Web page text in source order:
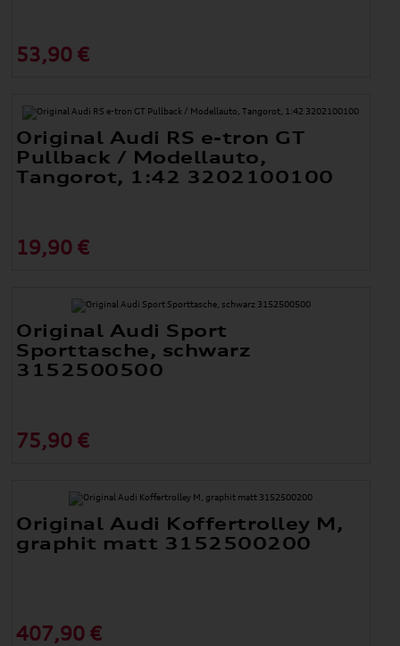
53,90 €
Original Audi RS e-tron GT
Pullback / Modellauto,
Tangorot, 1:42 3202100100
19,90 €
Original Audi Sport
Sporttasche, schwarz
3152500500
75,90 €
Original Audi Koffertrolley M,
graphit matt 3152500200
407,90 €